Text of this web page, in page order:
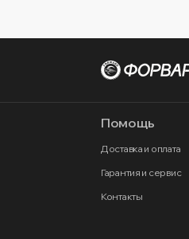
Помощь
Доставка и оплата
Гарантия и сервис
Контакты